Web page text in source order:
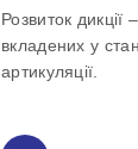
Розвиток дикції
вкладених у
артикуляції.